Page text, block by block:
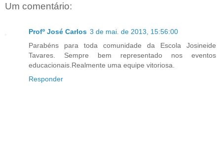
Um comentário:
Profº José Carlos 3 de mai. de 2013, 15:56:00
Parabéns para toda comunidade da Escola Josineide
Tavares. Sempre bem representado nos eventos
educacionais.Realmente uma equipe vitoriosa.
Responder